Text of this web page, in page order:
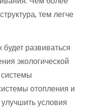
тем легче
развиваться
экологической
отопления и
условия